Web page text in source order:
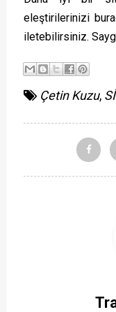
eleştirilerinizi
iletebilirsiniz.
Çetin Kuzu,